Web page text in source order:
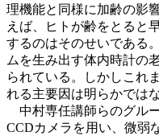
理機能と同様に加齢の影
えば、ヒトが齢をとると
するのはそのせいである
ムを生み出す体内時計の
られている。しかしこれ
れる主要因は明らかでは
中村専任講師らのグル
CCDカメラを用い、微弱